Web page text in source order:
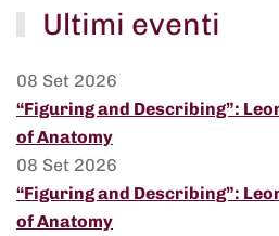
Ultimi eventi
08 Set 2026
“Figuring and Describing”:
of Anatomy
08 Set 2026
“Figuring and Describing”:
of Anatomy